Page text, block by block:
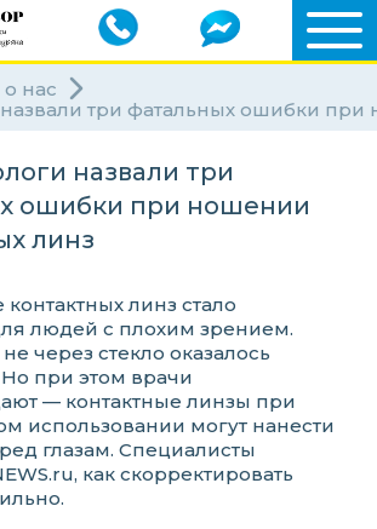
нас
три фатальных ошибки при
назвали три
ошибки при ношении
линз
линз стало
людей с плохим зрением.
через стекло оказалось
при этом врачи
— контактные линзы при
использовании могут нанести
глазам. Специалисты
как скорректировать